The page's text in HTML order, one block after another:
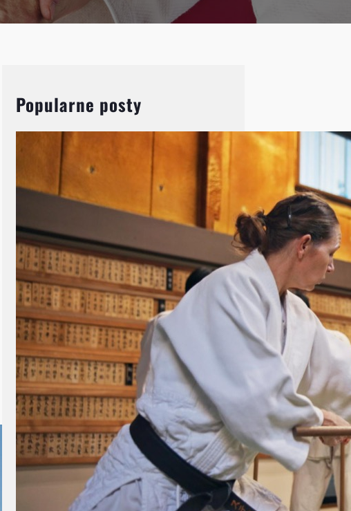
Popularne posty
Aikido: Wprowadzenie do
japońskiej sztuki walki i jej
filozofii
Aikido, choć mniej znane niż
karate czy judo, jest jedną z
najbardziej fascynujących
japońskich sztuk walki.
Charakteryzuje się unikalnym
połączeniem technik obronnych
i filozofii skupiającej…